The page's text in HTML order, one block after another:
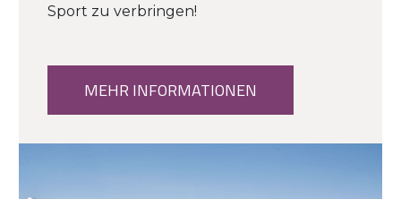
Sport zu verbringen!
MEHR INFORMATIONEN